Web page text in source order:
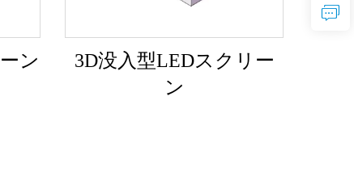
ン
3D没入型LEDスクリー
ン